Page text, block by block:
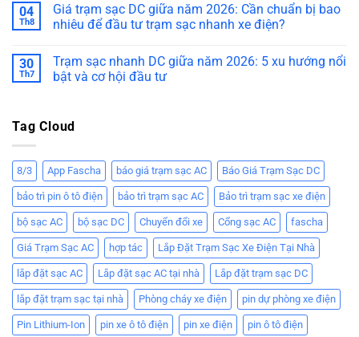
04
Th8
Giá trạm sạc DC giữa năm 2026: Cần chuẩn bị bao
nhiêu để đầu tư trạm sạc nhanh xe điện?
30
Th7
Trạm sạc nhanh DC giữa năm 2026: 5 xu hướng nổi
bật và cơ hội đầu tư
Tag Cloud
8/3 App Fascha báo giá trạm sạc AC Báo Giá Trạm Sạc DC
bảo trì pin ô tô điện bảo trì trạm sạc AC Bảo trì trạm sạc xe điện
bộ sạc AC bộ sạc DC Chuyển đổi xe Cổng sạc AC fascha
Giá Trạm Sạc AC hợp tác Lắp Đặt Trạm Sạc Xe Điện Tại Nhà
lắp đặt sạc AC Lắp đặt sạc AC tại nhà Lắp đặt trạm sạc DC
lắp đặt trạm sạc tại nhà Phòng cháy xe điện pin dự phòng xe điện
Pin Lithium-Ion pin xe ô tô điện pin xe điện pin ô tô điện